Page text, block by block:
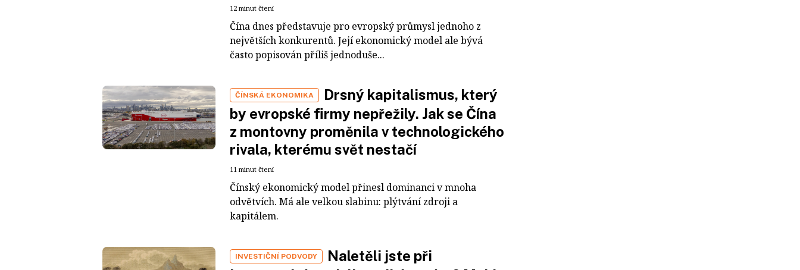
12 minut čtení
Čína dnes představuje pro evropský průmysl jednoho z
největších konkurentů. Její ekonomický model ale bývá
často popisován příliš jednoduše...
ČÍNSKÁ EKONOMIKA
Drsný kapitalismus, který
by evropské firmy nepřežily. Jak se Čína
z montovny proměnila v technologického
rivala, kterému svět nestačí
11 minut čtení
Čínský ekonomický model přinesl dominanci v mnoha
odvětvích. Má ale velkou slabinu: plýtvání zdroji a
kapitálem.
INVESTIČNÍ PODVODY
Naletěli jste při